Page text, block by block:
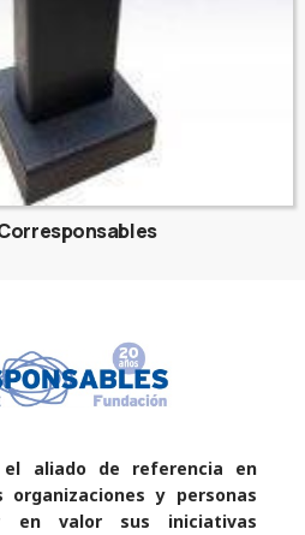
el aliado de referencia en
organizaciones y personas
en valor sus iniciativas